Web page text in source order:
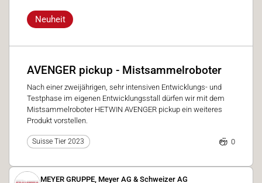
Neuheit
AVENGER pickup - Mistsammelroboter
Nach einer zweijährigen, sehr intensiven Entwicklungs- und
Testphase im eigenen Entwicklungsstall dürfen wir mit dem
Mistsammelroboter HETWIN AVENGER pickup ein weiteres
Produkt vorstellen.
Suisse Tier 2023 0
MEYER GRUPPE, Meyer AG & Schweizer AG